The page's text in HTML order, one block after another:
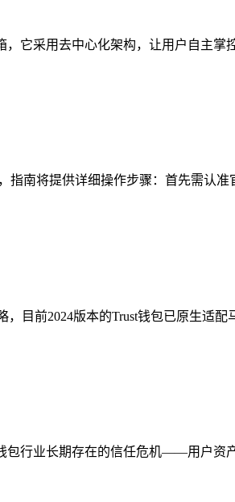
它采用去中心化架构，让用户自主掌
南将提供详细操作步骤：首先需认
目前2024版本的Trust钱包已原生适
包行业长期存在的信任危机——用户资